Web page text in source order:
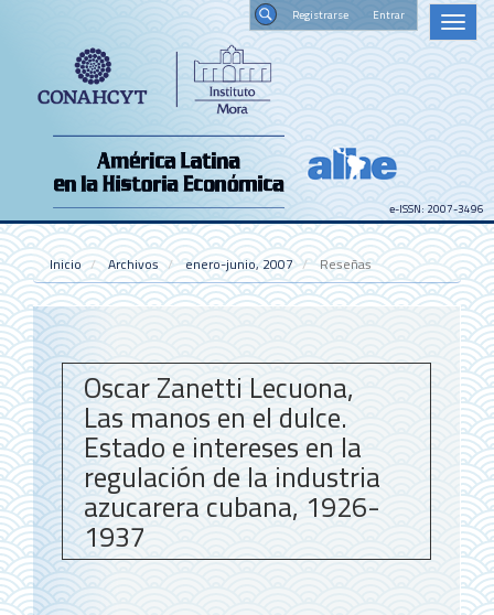
Contenido
principal
Barra
Toggle
e-ISSN: 2007-3496
Inicio Archivos enero-junio, 2007 Reseñas
Oscar Zanetti Lecuona,
Las manos en el dulce.
Estado e intereses en la
regulación de la industria
azucarera cubana, 1926-
1937